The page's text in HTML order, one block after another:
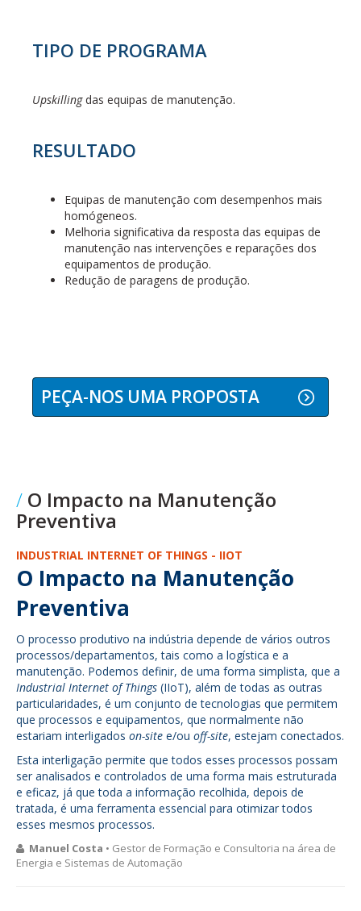
TIPO DE PROGRAMA
Upskillingdas equipas de manutenção.
RESULTADO
Equipas de manutenção com desempenhos mais
homógeneos.
Melhoria significativa da resposta das equipas de
manutenção nas intervenções e reparações dos
equipamentos de produção.
Redução de paragens de produção.
PEÇA-NOS UMA PROPOSTA
O Impacto na Manutenção
Preventiva
INDUSTRIAL INTERNET OF THINGS - IIOT
O Impacto na Manutenção
Preventiva
O processo produtivo na indústria depende de vários outros
processos/departamentos, tais como a logística e a
manutenção. Podemos definir, de uma forma simplista, que a
Industrial Internet of Things (IIoT), além de todas as outras
particularidades, é um conjunto de tecnologias que permitem
que processos e equipamentos, que normalmente não
estariam interligados on-site e/ou off-site, estejam conectados.
Esta interligação permite que todos esses processos possam
ser analisados e controlados de uma forma mais estruturada
e eficaz, já que toda a informação recolhida, depois de
tratada, é uma ferramenta essencial para otimizar todos
esses mesmos processos.
Manuel Costa • Gestor de Formação e Consultoria na área de
Energia e Sistemas de Automação